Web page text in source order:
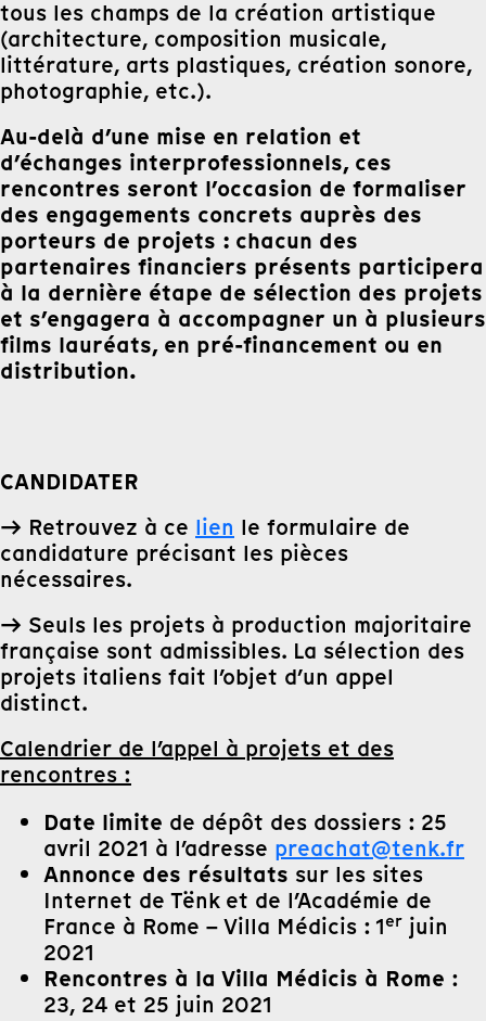
tous les champs de la création artistique
(architecture, composition musicale,
littérature, arts plastiques, création sonore,
photographie, etc.).
Au-delà d’une mise en relation et
d’échanges interprofessionnels, ces
rencontres seront l’occasion de formaliser
des engagements concrets auprès des
porteurs de projets : chacun des
partenaires financiers présents participera
à la dernière étape de sélection des projets
et s’engagera à accompagner un à plusieurs
films lauréats, en pré-financement ou en
distribution.
CANDIDATER
→ Retrouvez à ce lien le formulaire de
candidature précisant les pièces
nécessaires.
→ Seuls les projets à production majoritaire
française sont admissibles. La sélection des
projets italiens fait l’objet d’un appel
distinct.
Calendrier de l’appel à projets et des
rencontres :
Date limite de dépôt des dossiers : 25
avril 2021 à l’adresse preachat@tenk.fr
Annonce des résultats sur les sites
Internet de Tënk et de l’Académie de
France à Rome – Villa Médicis : 1er juin
2021
Rencontres à la Villa Médicis à Rome :
23, 24 et 25 juin 2021